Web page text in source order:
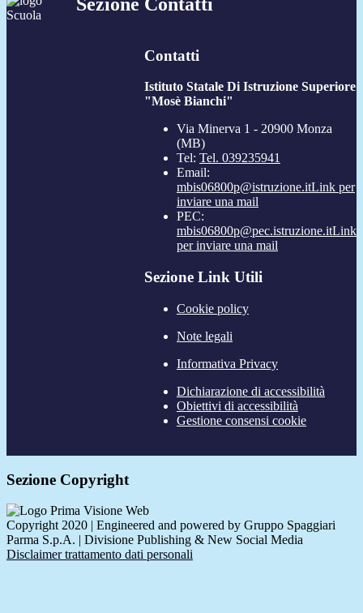
Contatti
Istituto Statale Di Istruzione Superiore
"Mosè Bianchi"
Via Minerva 1 - 20900 Monza
(MB)
Tel: Tel. 039235941
Email:
mbis06800p@istruzione.itLink per
inviare una mail
PEC:
mbis06800p@pec.istruzione.itLink
per inviare una mail
Sezione Link Utili
Cookie policy
Note legali
Informativa Privacy
Dichiarazione di accessibilità
Obiettivi di accessibilità
Gestione consensi cookie
Sezione Copyright
Copyright 2020 | Engineered and powered by Gruppo Spaggiari
Parma S.p.A. | Divisione Publishing & New Social Media
Disclaimer trattamento dati personali